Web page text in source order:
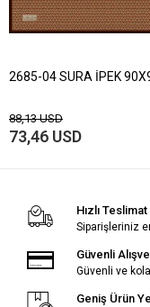
2685-04 SURA İPEK
88,13 USD
73,46 USD
Hızlı Teslimat
Siparişleriniz
Güvenli
Güvenli ve
Geniş Ürün